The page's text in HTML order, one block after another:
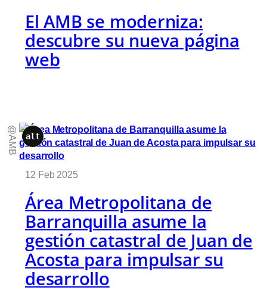
El AMB se moderniza:
descubre su nueva página
web
@AMB alt
12 Feb 2025
Área Metropolitana de
Barranquilla asume la
gestión catastral de Juan de
Acosta para impulsar su
desarrollo